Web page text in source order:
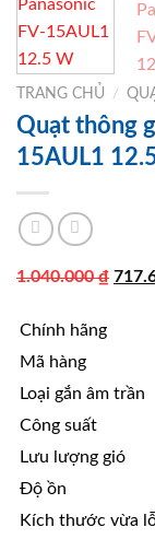
TRANG CHỦ /
Quạt thông
15AUL1
1.040.000₫ Giá
Chính hãng
Mã hàng
Loại gắn âm trần
Công suất
Lưu lượng gió
Độ ồn
Kích thước vừa